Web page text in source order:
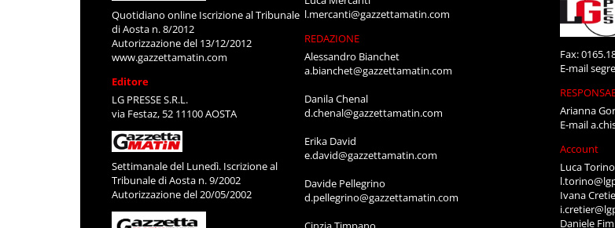
Quotidiano online Iscrizione al Tribunale
di Aosta n. 8/2012
Autorizzazione del 13/12/2012
www.gazzettamatin.com
Editore
LG PRESSE S.R.L.
via Festaz, 52 11100 AOSTA
Settimanale del Lunedì. Iscrizione al
Tribunale di Aosta n. 9/2002
Autorizzazione del 20/05/2002
l.mercanti@gazzettamatin.com
REDAZIONE
Alessandro Bianchet
a.bianchet@gazzettamatin.com
Danila Chenal
d.chenal@gazzettamatin.com
Erika David
e.david@gazzettamatin.com
Davide Pellegrino
d.pellegrino@gazzettamatin.com
Fax:
E-mail
Arianna
E-mail
Account
Luca Torino
Ivana
Daniele